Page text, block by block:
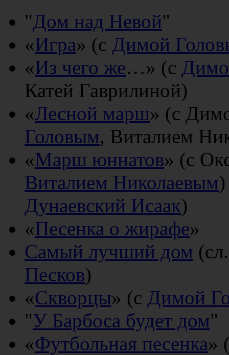
"Дом над Невой"
«Игра» (с Димой
«Из чего же…» (с
Катей Гаврилиной)
«Лесной марш» (с
Головым, Виталием
«Марш юннатов» (с
Виталием Николаевым
Дунаевский Исаак)
«Песенка о жирафе»
Самый лучший дом
Песков)
«Скворцы» (с Димой
"У Барбоса будет дом"
«Футбольная песенка»